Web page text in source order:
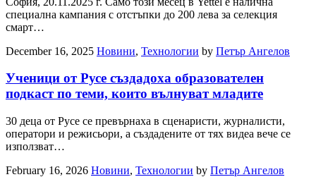
специална кампания с отстъпки до 200 лева за селекция
смарт…
December 16, 2025 Новини, Технологии by Петър Ангелов
Ученици от Русе създадоха образователен
подкаст по теми, които вълнуват младите
30 деца от Русе се превърнаха в сценаристи, журналисти,
оператори и режисьори, а създадените от тях видеа вече се
използват…
February 16, 2026 Новини, Технологии by Петър Ангелов